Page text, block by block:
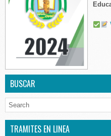
BUSCAR
TRAMITES EN LINEA